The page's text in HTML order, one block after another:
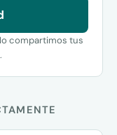
compartimos tus